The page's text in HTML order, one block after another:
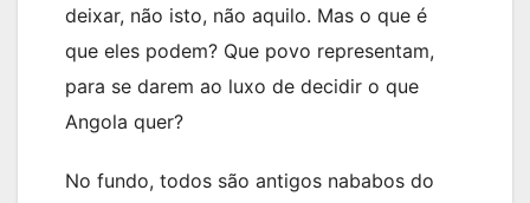
deixar, não isto, não aquilo. Mas o que é
que eles podem? Que povo representam,
para se darem ao luxo de decidir o que
Angola quer?
No fundo, todos são antigos nababos do